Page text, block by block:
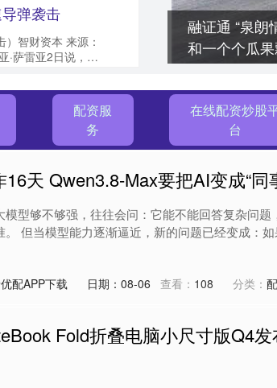
弹袭击
）智财资本 来源：
·萨雷亚2日说，该
融证通 “泉朗
和一个个瓜果
配资服
务
在线配资炒股
台
天 Qwen3.8-Max要把AI变成“同
型够不够强，往往会问：它能不能回答复杂问题
但当模型能力逐渐逼近，新的问题已经变成：
配APP下载 日期：08-06 查看： 108 分类：
Fold折叠电脑小尺寸版Q4发